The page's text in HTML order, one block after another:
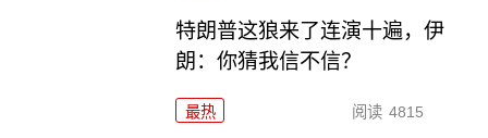
特朗普这狼来了连演十遍，伊
朗：你猜我信不信？
最热 阅读 4815